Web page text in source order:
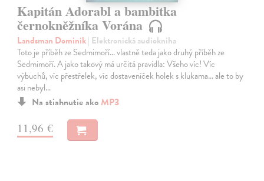
Kapitán Adorabl a bambitka
černokněžníka Vorána
Landsman Dominik| Elektronická audiokniha
Toto je příběh ze Sedmimoří… vlastně teda jako druhý příběh ze
Sedmimoří. A jako takový má určitá pravidla: Všeho víc! Víc
výbuchů, víc přestřelek, víc dostaveníček holek s klukama… ale to by
asi nebyl…
Na stiahnutie ako MP3
11,96 €